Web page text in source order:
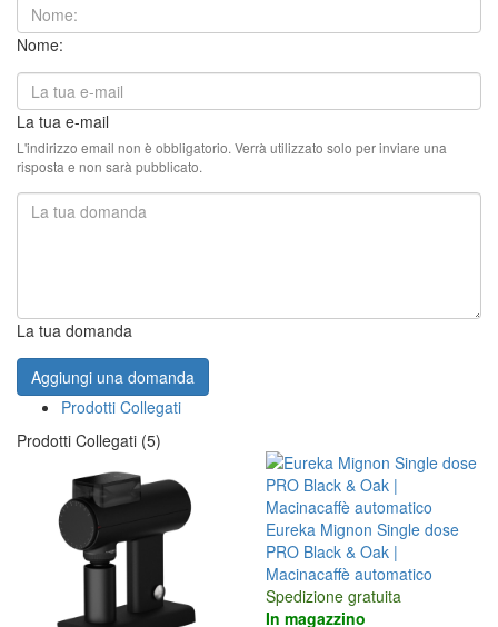
Nome:
La tua e-mail
L'indirizzo email non è obbligatorio. Verrà utilizzato solo per inviare una
risposta e non sarà pubblicato.
La tua domanda
Aggiungi una domanda
Prodotti Collegati
Prodotti Collegati (5)
Eureka Mignon Single dose
PRO Black & Oak |
Macinacaffè automatico
Spedizione gratuita
In magazzino